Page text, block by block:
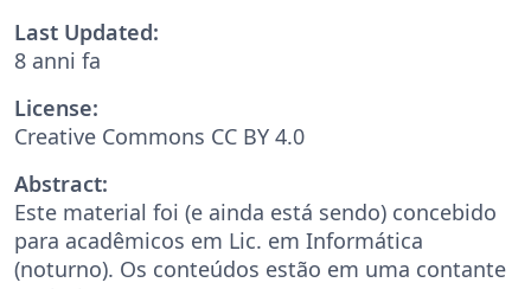
Last Updated:
8 anni fa
License:
Creative Commons CC BY 4.0
Abstract:
Este material foi (e ainda está sendo) concebido
para acadêmicos em Lic. em Informática
(noturno). Os conteúdos estão em uma contante